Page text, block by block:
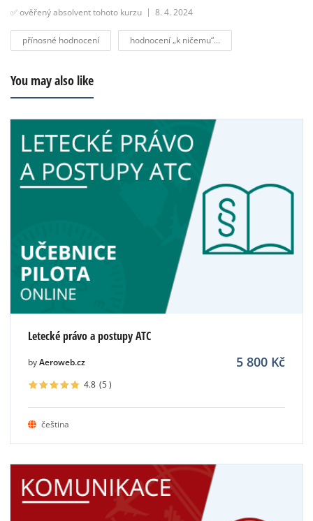
✅ ověřený absolvent tohoto kurzu 8. 4. 2024
přínosné hodnocení hodnocení „k ničemu“...
You may also like
Letecké právo a postupy ATC
byAeroweb.cz 5 800 Kč
4.8 (5)
čeština